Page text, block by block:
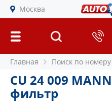
Москва
Главная Поиск по номеру
CU 24 009
фильтр